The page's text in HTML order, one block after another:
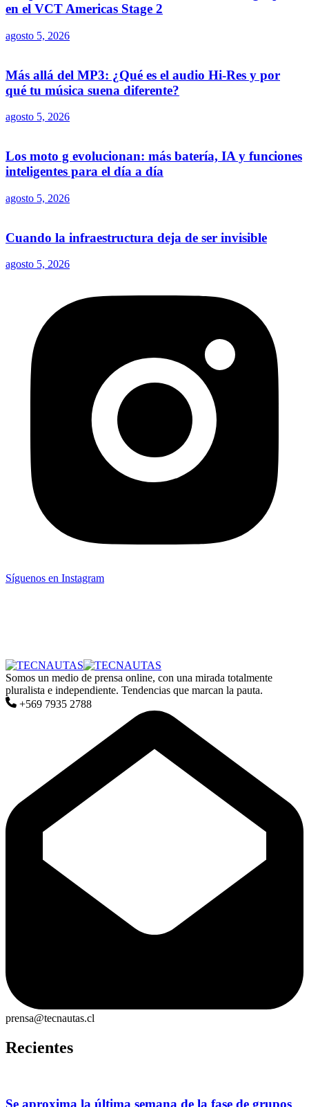
en el VCT Americas Stage 2
agosto 5, 2026
Más allá del MP3: ¿Qué es el audio Hi-Res y por
qué tu música suena diferente?
agosto 5, 2026
Los moto g evolucionan: más batería, IA y funciones
inteligentes para el día a día
agosto 5, 2026
Cuando la infraestructura deja de ser invisible
agosto 5, 2026
Síguenos en Instagram
Somos un medio de prensa online, con una mirada totalmente
pluralista e independiente. Tendencias que marcan la pauta.
+569 7935 2788
prensa@tecnautas.cl
Recientes
Se aproxima la última semana de la fase de grupos